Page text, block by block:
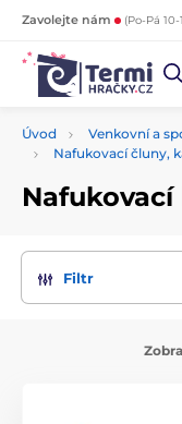
Zavolejte nám (Po-Pá 10-
Úvod Venkovní a
Nafukovací čluny,
Filtr